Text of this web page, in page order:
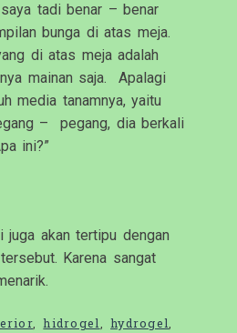
tadi benar – benar
bunga di atas meja.
di atas meja adalah
mainan saja. Apalagi
media tanamnya, yaitu
– pegang, dia berkali
ini?”
juga akan tertipu dengan
Karena sangat
,hidrogel ,hydrogel